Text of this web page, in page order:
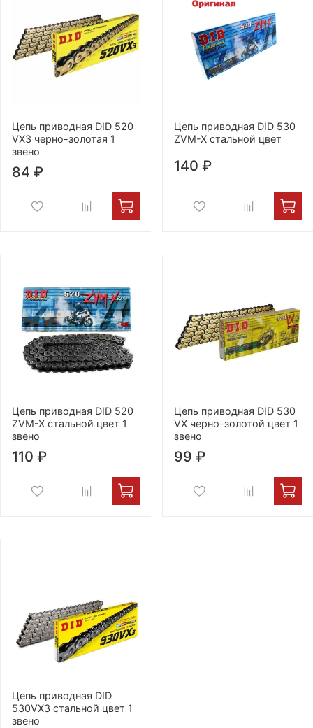
Цепь приводная DID 520
VX3 черно-золотая 1
звено
84 ₽
Цепь приводная DID 530
ZVM-X стальной цвет
140 ₽
Цепь приводная DID 520
ZVM-X стальной цвет 1
звено
110 ₽
Цепь приводная DID 530
VX черно-золотой цвет 1
звено
99 ₽
Цепь приводная DID
530VX3 стальной цвет 1
звено